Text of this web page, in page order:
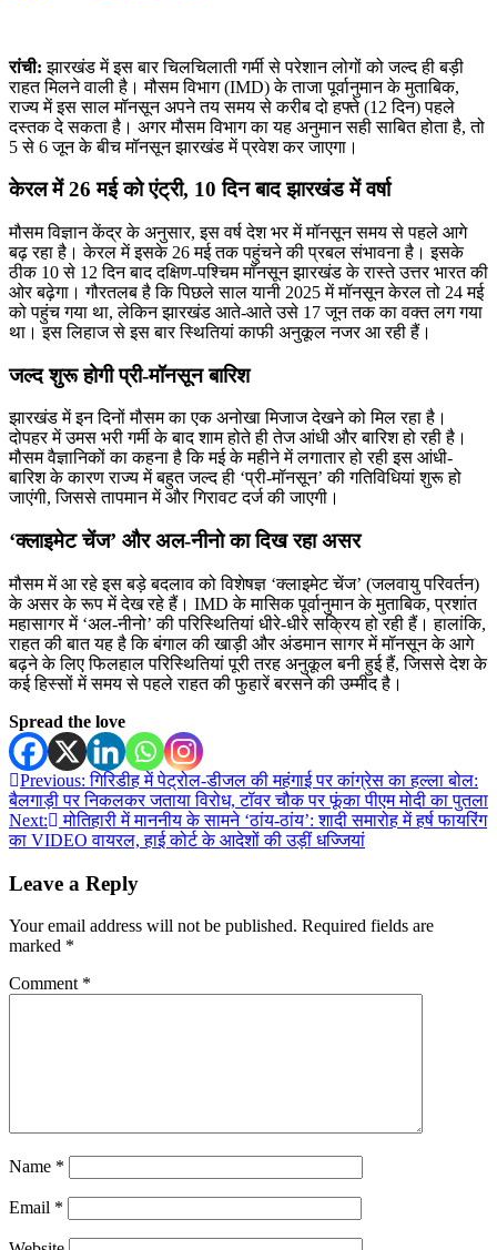
रांची: झारखंड में इस बार चिलचिलाती गर्मी से परेशान लोगों को जल्द ही बड़ी
राहत मिलने वाली है। मौसम विभाग (IMD) के ताजा पूर्वानुमान के मुताबिक,
राज्य में इस साल मॉनसून अपने तय समय से करीब दो हफ्ते (12 दिन) पहले
दस्तक दे सकता है। अगर मौसम विभाग का यह अनुमान सही साबित होता है, तो
5 से 6 जून के बीच मॉनसून झारखंड में प्रवेश कर जाएगा।
केरल में 26 मई को एंट्री, 10 दिन बाद झारखंड में वर्षा
मौसम विज्ञान केंद्र के अनुसार, इस वर्ष देश भर में मॉनसून समय से पहले आगे
बढ़ रहा है। केरल में इसके 26 मई तक पहुंचने की प्रबल संभावना है। इसके
ठीक 10 से 12 दिन बाद दक्षिण-पश्चिम मॉनसून झारखंड के रास्ते उत्तर भारत की
ओर बढ़ेगा। गौरतलब है कि पिछले साल यानी 2025 में मॉनसून केरल तो 24 मई
को पहुंच गया था, लेकिन झारखंड आते-आते उसे 17 जून तक का वक्त लग गया
था। इस लिहाज से इस बार स्थितियां काफी अनुकूल नजर आ रही हैं।
जल्द शुरू होगी प्री-मॉनसून बारिश
झारखंड में इन दिनों मौसम का एक अनोखा मिजाज देखने को मिल रहा है।
दोपहर में उमस भरी गर्मी के बाद शाम होते ही तेज आंधी और बारिश हो रही है।
मौसम वैज्ञानिकों का कहना है कि मई के महीने में लगातार हो रही इस आंधी-
बारिश के कारण राज्य में बहुत जल्द ही ‘प्री-मॉनसून’ की गतिविधियां शुरू हो
जाएंगी, जिससे तापमान में और गिरावट दर्ज की जाएगी।
‘क्लाइमेट चेंज’ और अल-नीनो का दिख रहा असर
मौसम में आ रहे इस बड़े बदलाव को विशेषज्ञ ‘क्लाइमेट चेंज’ (जलवायु परिवर्तन)
के असर के रूप में देख रहे हैं। IMD के मासिक पूर्वानुमान के मुताबिक, प्रशांत
महासागर में ‘अल-नीनो’ की परिस्थितियां धीरे-धीरे सक्रिय हो रही हैं। हालांकि,
राहत की बात यह है कि बंगाल की खाड़ी और अंडमान सागर में मॉनसून के आगे
बढ़ने के लिए फिलहाल परिस्थितियां पूरी तरह अनुकूल बनी हुई हैं, जिससे देश के
कई हिस्सों में समय से पहले राहत की फुहारें बरसने की उम्मीद है।
Spread the love
Post
navigation
Previous: गिरिडीह में पेट्रोल-डीजल की महंगाई पर कांग्रेस का हल्ला बोल:
बैलगाड़ी पर निकलकर जताया विरोध, टॉवर चौक पर फूंका पीएम मोदी का पुतला
Next:
मोतिहारी में माननीय के सामने ‘ठांय-ठांय’: शादी समारोह में हर्ष फायरिंग
का VIDEO वायरल, हाई कोर्ट के आदेशों की उड़ीं धज्जियां
Leave a Reply
Your email address will not be published. Required fields are
marked *
Comment *
Name *
Email *